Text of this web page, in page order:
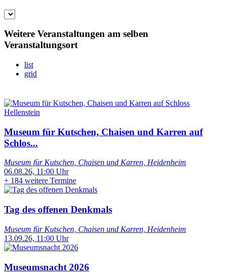
Weitere Veranstaltungen am selben
Veranstaltungsort
list
grid
Museum für Kutschen, Chaisen und Karren auf
Schlos...
Museum für Kutschen, Chaisen und Karren, Heidenheim
06.08.26, 11:00 Uhr
+ 184 weitere Termine
Tag des offenen Denkmals
Museum für Kutschen, Chaisen und Karren, Heidenheim
13.09.26, 11:00 Uhr
Museumsnacht 2026